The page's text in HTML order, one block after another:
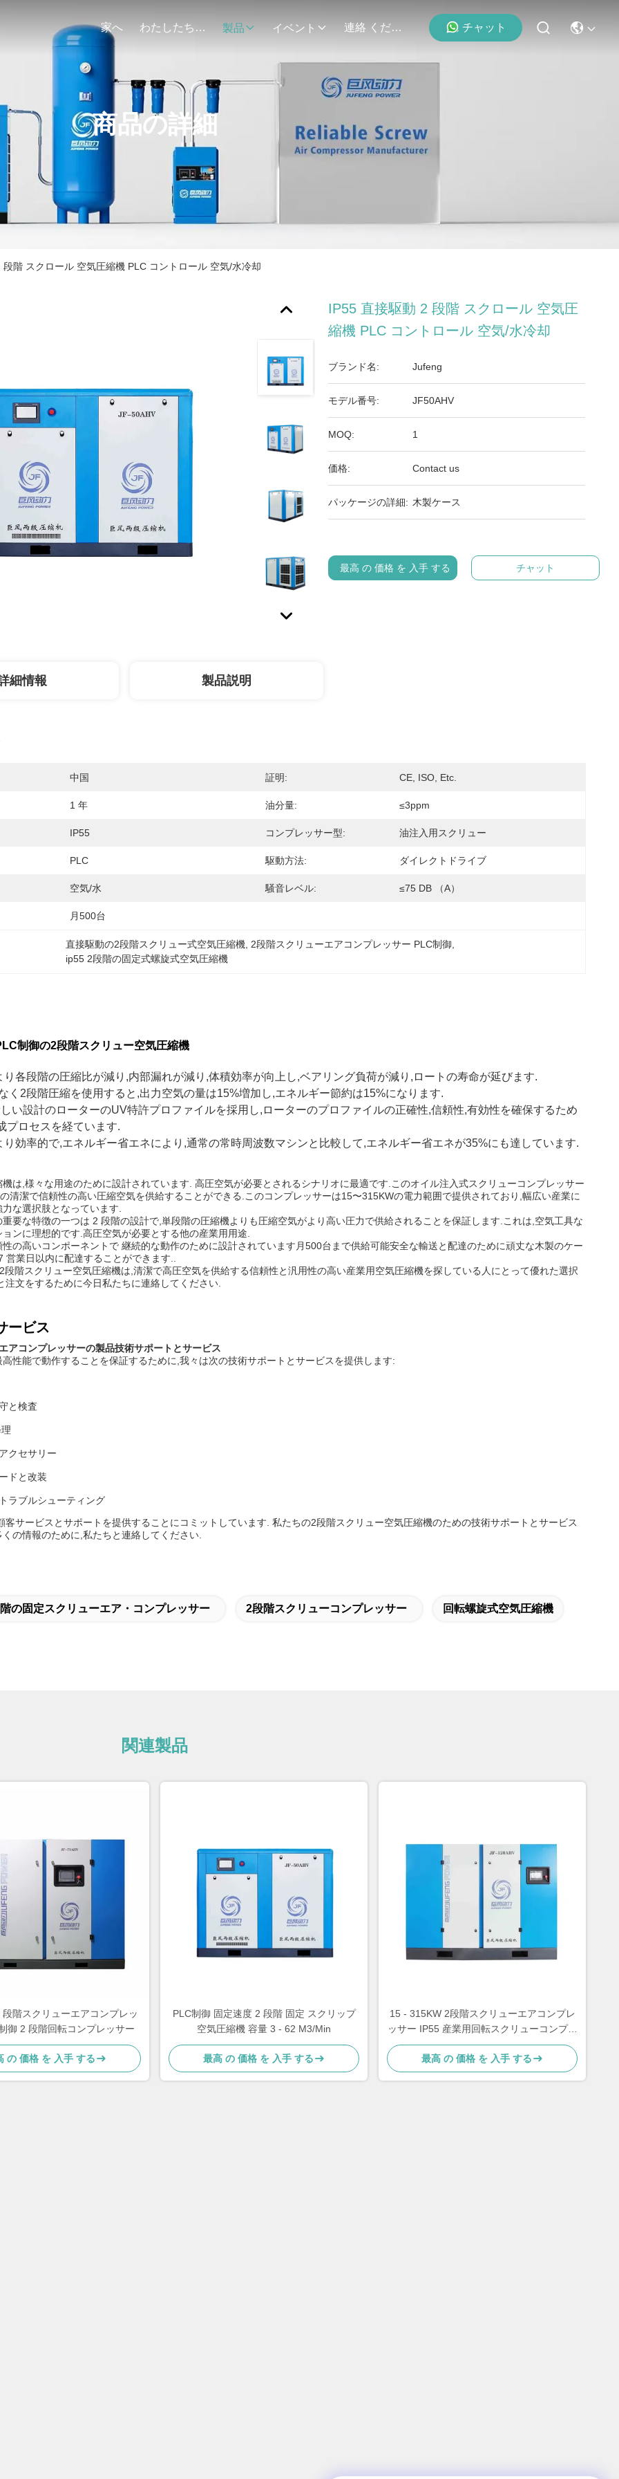
家へ わたしたち に つい て 製品 イベント 連絡 ください チャット
商品の詳細
階 スクロール 空気圧縮機 PLC コントロール 空気/水冷却
IP55 直接駆動 2 段階 スクロール 空気圧
縮機 PLC コントロール 空気/水冷却
ブランド名: Jufeng
モデル番号: JF50AHV
MOQ: 1
価格: Contact us
パッケージの詳細: 木製ケース
最高 の 価格 を 入手 する チャット
細情報 製品説明
中国 証明: CE, ISO, Etc.
1 年 油分量: ≤3ppm
IP55 コンプレッサー型: 油注入用スクリュー
PLC 駆動方法: ダイレクトドライブ
空気/水 騒音レベル: ≤75 DB （A）
月500台
直接駆動の2段階スクリュー式空気圧縮機 2段階スクリューエアコンプレッサー PLC制御
ip55 2段階の固定式螺旋式空気圧縮機
制御の2段階スクリュー空気圧縮機
り各段階の圧縮比が減り,内部漏れが減り,体積効率が向上し,ベアリング負荷が減り,ロートの寿命が延びます.
く2段階圧縮を使用すると,出力空気の量は15%増加し,エネルギー節約は15%になります.
い設計のローターのUV特許プロファイルを採用し,ローターのプロファイルの正確性,信頼性,有効性を確保するため
プロセスを経ています.
り効率的で,エネルギー省エネにより,通常の常時周波数マシンと比較して,エネルギー省エネが35%にも達しています.
は,様々な用途のために設計されています. 高圧空気が必要とされるシナリオに最適です.このオイル注入式スクリューコンプレッサー
清潔で信頼性の高い圧縮空気を供給することができる.このコンプレッサーは15〜315KWの電力範囲で提供されており,幅広い産業に
な選択肢となっています.
要な特徴の一つは 2 段階の設計で,単段階の圧縮機よりも圧縮空気がより高い圧力で供給されることを保証します.これは,空気工具な
ンに理想的です.高圧空気が必要とする他の産業用用途.
の高いコンポーネントで 継続的な動作のために設計されています月500台まで供給可能安全な輸送と配達のために頑丈な木製のケー
営業日以内に配達することができます..
段階スクリュー空気圧縮機は,清潔で高圧空気を供給する信頼性と汎用性の高い産業用空気圧縮機を探している人にとって優れた選択
注文をするために今日私たちに連絡してください.
ービス
アコンプレッサーの製品技術サポートとサービス
性能で動作することを保証するために,我々は次の技術サポートとサービスを提供します:
と検査
クセサリー
ドと改装
ラブルシューティング
客サービスとサポートを提供することにコミットしています. 私たちの2段階スクリュー空気圧縮機のための技術サポートとサービス
の情報のために,私たちと連絡してください.
の固定スクリューエア・コンプレッサー 2段階スクリューコンプレッサー 回転螺旋式空気圧縮機
関連製品
階スクリューエアコンプレッ
御 2 段階回転コンプレッサー
の 価格 を 入手 する
PLC制御 固定速度 2 段階 固定 スクリップ
空気圧縮機 容量 3 - 62 M3/Min
最高 の 価格 を 入手 する
15 - 315KW 2段階スクリューエアコンプレ
ッサー IP55 産業用回転スクリューコンプレ
ッサー
最高 の 価格 を 入手 する